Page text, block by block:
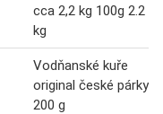
cca 2,2 kg 100g 2.2
kg
Vodňanské kuře
original české párky
200 g